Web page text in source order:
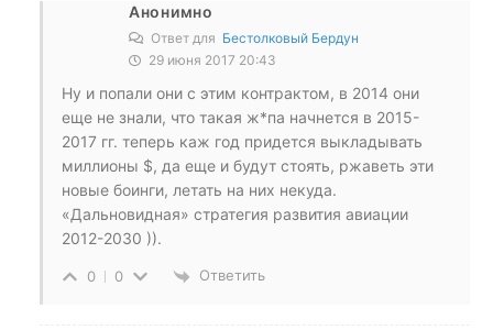
Анонимно
Ответ для Бестолковый Бердун
29 июня 2017 20:43
Ну и попали они с этим контрактом, в 2014 они
еще не знали, что такая ж*па начнется в 2015-
2017 гг. теперь каж год придется выкладывать
миллионы $, да еще и будут стоять, ржаветь эти
новые боинги, летать на них некуда.
«Дальновидная» стратегия развития авиации
2012-2030 )).
0 0 Ответить